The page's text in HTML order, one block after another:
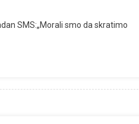
SMS:„Morali smo da skratimo